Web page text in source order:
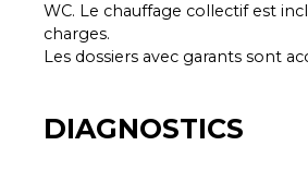
WC. Le chauffage collectif est
charges.
Les dossiers avec garants sont
DIAGNOSTICS